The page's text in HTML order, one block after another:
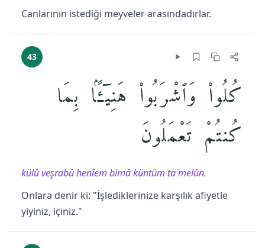
Canlarının istediği meyveler arasındadırlar.
43
كُلُوا۟ وَٱشْرَبُوا۟ هَنِيٓـًٔۢا بِمَا
كُنتُمْ تَعْمَلُونَ
külû veşrabû henîem bimâ küntüm ta`melûn.
Onlara denir ki: "İşlediklerinize karşılık afiyetle
yiyiniz, içiniz."